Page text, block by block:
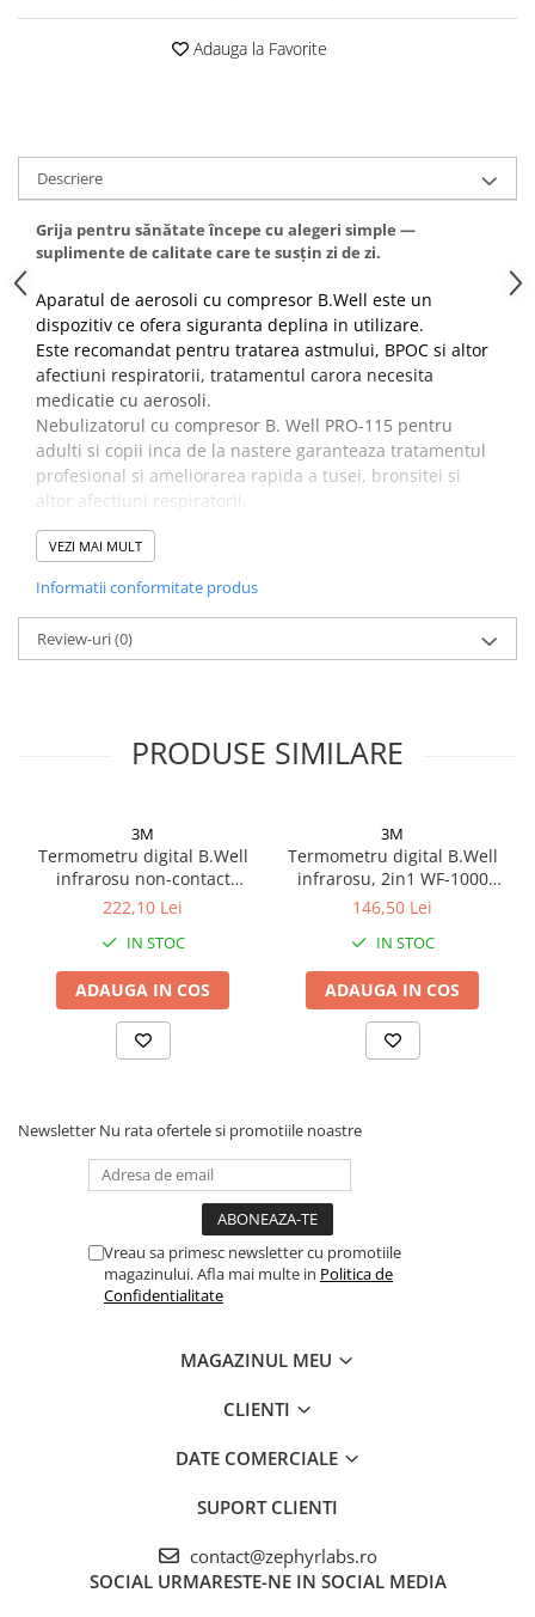
Altele-Produse pentru ingrijire si
Plasturi
Altele-Produse tehnico-medicale
Sanatatea cuplului
Tonice sexuale
Fertilitate
Teste de sarcina si ovulatie
Altele-Sanatatea cuplului
Suplimente alimentare
Vitamine si minerale
Afectiuni
Afectiuni dermatologice
Afectiuni respiratorii
Afectiuni digestive
Afectiuni osteo-articulare
Afectiuni oftalmologice
Sanatatea mintii
Antioxidanti
Altele-Suplimente alimentare
Promo Ianuarie-Septembrie
Adauga la Favorite
Descriere
Grija pentru sănătate începe cu alegeri simple —
suplimente de calitate care te susțin zi de zi.
Aparatul de aerosoli cu compresor B.Well este un
dispozitiv ce ofera siguranta deplina in utilizare.
Este recomandat pentru tratarea astmului, BPOC si altor
afectiuni respiratorii, tratamentul carora necesita
medicatie cu aerosoli.
Nebulizatorul cu compresor B. Well PRO-115 pentru
adulti si copii inca de la nastere garanteaza tratamentul
profesional si ameliorarea rapida a tusei, bronsitei si
altor afectiuni respiratorii.
Tubul nazal pentru inhalare nazala permite folosirea
nebulizatorului in cazul racelilor nazale.
Copiilor le place B.Well PRO-115: nebulizatorul in forma
de jucarie transforma tratamentul intr-un joc!
VEZI MAI MULT
Informatii conformitate produs
Review-uri(0)
PRODUSE SIMILARE
3M
Termometru digital B.Well
infrarosu non-contact
mutifunctional MED-3000
222,10 Lei
IN STOC
ADAUGA IN COS
3M
Termometru digital B.Well
infrarosu, 2in1 WF-1000
Zephyr Labs
146,50 Lei
IN STOC
ADAUGA IN COS
Newsletter Nu rata ofertele si promotiile noastre
Vreau sa primesc newsletter cu promotiile
magazinului. Afla mai multe in Politica de
Confidentialitate
MAGAZINUL MEU
CLIENTI
DATE COMERCIALE
SUPORT CLIENTI
contact@zephyrlabs.ro
SOCIAL URMARESTE-NE IN SOCIAL MEDIA